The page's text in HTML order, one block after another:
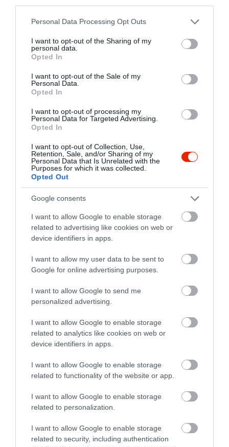
Please note that this website/app uses one or more Google
not limited to your visit or usage behaviour. You may click to
grant or deny consent to Google and its third-party tags to
use your data for below specified purposes in below Google
consent section.
Personal Data Processing Opt Outs
I want to opt-out of the Sharing of my
personal data.
Opted In
I want to opt-out of the Sale of my
Personal Data.
Opted In
I want to opt-out of processing my
Personal Data for Targeted Advertising.
Opted In
I want to opt-out of Collection, Use,
Retention, Sale, and/or Sharing of my
Personal Data that Is Unrelated with the
Purposes for which it was collected.
Opted Out
Google consents
I want to allow Google to enable storage
related to advertising like cookies on web or
device identifiers in apps.
I want to allow my user data to be sent to
Google for online advertising purposes.
I want to allow Google to send me
personalized advertising.
I want to allow Google to enable storage
related to analytics like cookies on web or
device identifiers in apps.
I want to allow Google to enable storage
related to functionality of the website or app.
I want to allow Google to enable storage
related to personalization.
I want to allow Google to enable storage
related to security, including authentication
Grizzly pub
$
Kocsma
2.0
Étterem
Sörkert
Kocsma
Kávézó
Rockwell Klub Miskolc 3.0
$
Szikra Bár 3.0
$$
Kocsma
Lounge
Éjszakai Klub